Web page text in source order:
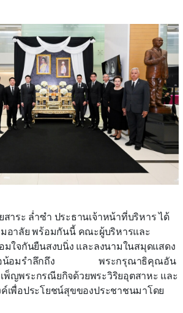
าระ ล่ำซำ ประธานเจ้าหน้าที่บริหาร ได้
อาลัย พร้อมกันนี้ คณะผู้บริหารและ
มใจกันยืนสงบนิ่ง และลงนามในสมุดแสดง
น้อมรำลึกถึง
พระกรุณาธิคุณอัน
พ็ญพระกรณียกิจด้วยพระวิริยอุตสาหะ และ
เพื่อประโยชน์สุขของประชาชนมาโดย